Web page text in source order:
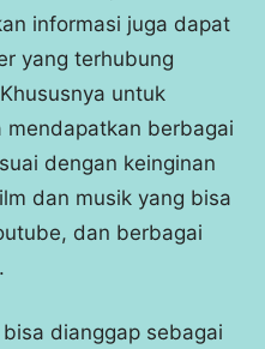
informasi juga dapat
yang terhubung
untuk
berbagai
dengan keinginan
dan musik yang bisa
dan berbagai
dianggap sebagai